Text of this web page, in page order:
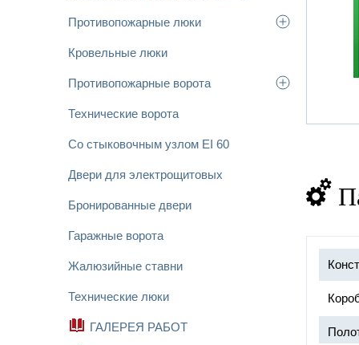
Противопожарные люки
Кровельные люки
Противопожарные ворота
Технические ворота
Со стыковочным узлом EI 60
Двери для электрощитовых
Бронированные двери
Гаражные ворота
Жалюзийные ставни
Технические люки
ГАЛЕРЕЯ РАБОТ